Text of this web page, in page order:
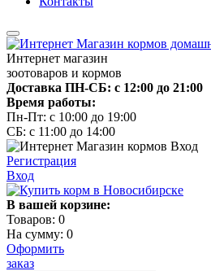
Интернет магазин
зоотоваров и кормов
Доставка ПН-СБ: с 12:00 до 21:00
Время работы:
Пн-Пт: с 10:00 до 19:00
СБ: с 11:00 до 14:00
Регистрация
Вход
В вашей корзине:
Товаров: 0
На сумму: 0
Оформить
заказ